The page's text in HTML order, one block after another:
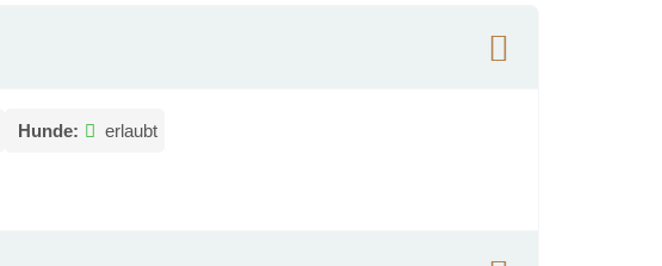
Hunde: erlaubt